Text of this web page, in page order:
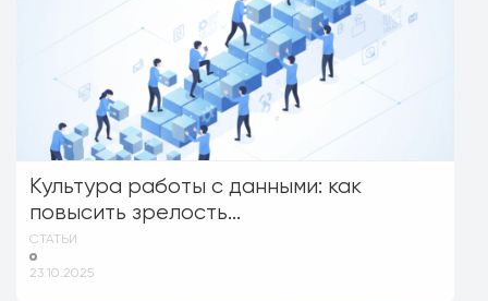
Культура работы с данными: как
повысить зрелость...
СТАТЬИ
23.10.2025